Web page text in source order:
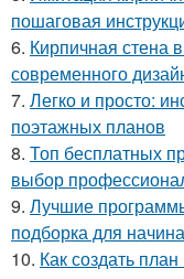
пошаговая
6. Кирпичная стена
современного
7. Легко и просто:
поэтажных планов
8. Топ бесплатных
выбор
9. Лучшие
подборка для
10. Как создать